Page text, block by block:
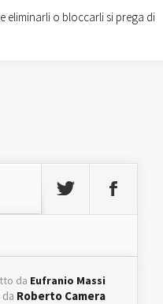
da Eufranio Massi
Roberto Camera
eliminarli o bloccarli si prega di